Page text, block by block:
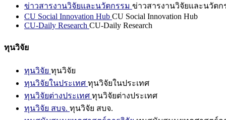
ข่าวสารงานวิจัยและนวัตกรรม ข่าวสารงานวิจัยและนวัตก
CU Social Innovation Hub CU Social Innovation Hub
CU-Daily Research CU-Daily Research
ทุนวิจัย
ทุนวิจัย ทุนวิจัย
ทุนวิจัยในประเทศ ทุนวิจัยในประเทศ
ทุนวิจัยต่างประเทศ ทุนวิจัยต่างประเทศ
ทุนวิจัย สบจ. ทุนวิจัย สบจ.